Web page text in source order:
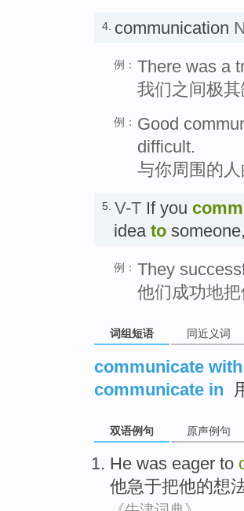
4. communication
例： There was a
我们之间极其
例： Good
difficult.
与你周围的
5. V-T If you
idea to
例： They
他们成功地
词组短语 同近义词
communicate with
communicate in
双语例句 原声例句
He was eager to
他急于把他的想